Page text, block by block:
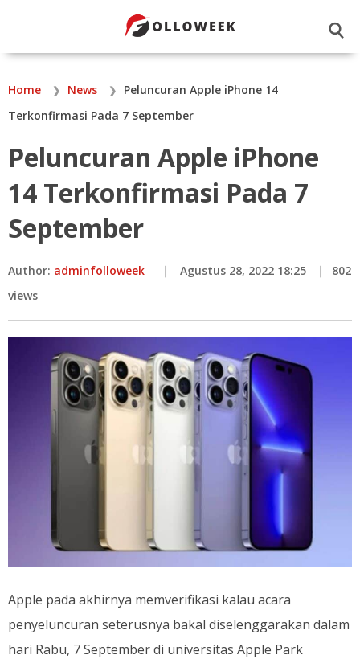
☌
Home News
Peluncuran Apple iPhone 14
Terkonfirmasi Pada 7 September
Peluncuran Apple iPhone
14 Terkonfirmasi Pada 7
September
Author: adminfolloweek Agustus 28, 2022 18:25
802
views
Apple pada akhirnya memverifikasi kalau acara
penyeluncuran seterusnya bakal diselenggarakan dalam
hari Rabu, 7 September di universitas Apple Park